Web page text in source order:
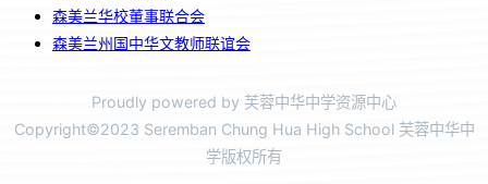
森美兰华校董事联合会
森美兰州国中华文教师联谊会
Proudly powered by 芙蓉中华中学资源中心
Copyright©2023 Seremban Chung Hua High School 芙蓉中华中
学版权所有